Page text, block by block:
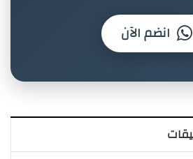
انضم الآن